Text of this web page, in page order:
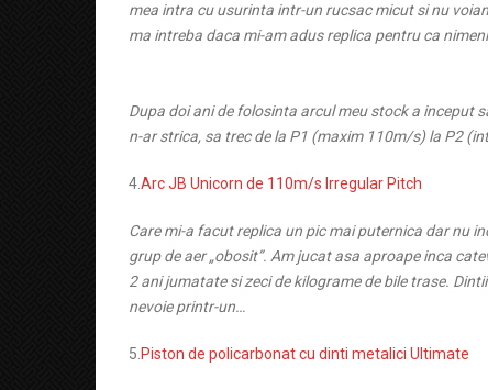
mea intra cu usurinta intr-un rucsac micut si nu
ma intreba daca mi-am adus replica pentru ca
Dupa doi ani de folosinta arcul meu stock a inceput
n-ar strica, sa trec de la P1 (maxim 110m/s) la P2
4.Arc JB Unicorn de 110m/s Irregular Pitch
Care mi-a facut replica un pic mai puternica dar nu
grup de aer „obosit”. Am jucat asa aproape inca
2 ani jumatate si zeci de kilograme de bile trase.
nevoie printr-un…
5. Piston de policarbonat cu dinti metalici Ultimate